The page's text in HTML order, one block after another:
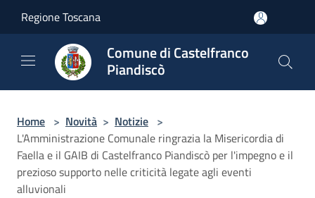
Regione Toscana
Comune di Castelfranco
Piandiscò
Home > Novità > Notizie >
L'Amministrazione Comunale ringrazia la Misericordia di
Faella e il GAIB di Castelfranco Piandiscò per l'impegno e il
prezioso supporto nelle criticità legate agli eventi
alluvionali